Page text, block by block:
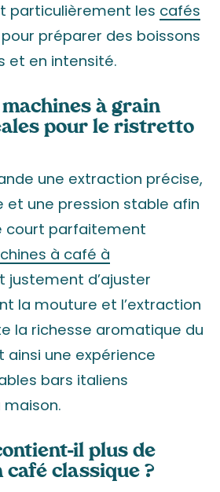
particulièrement les cafés
pour préparer des boissons
et en intensité.
à grain
pour le ristretto
une extraction précise,
et une pression stable afin
court parfaitement
à café à
d’ajuster
la mouture et l’extraction
la richesse aromatique du
ainsi une expérience
bars italiens
il plus de
café classique ?